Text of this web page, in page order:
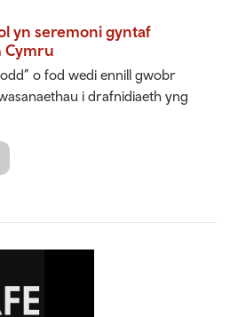
yn seremoni gyntaf
Cymru
o fod wedi ennill gwobr
i drafnidiaeth yng